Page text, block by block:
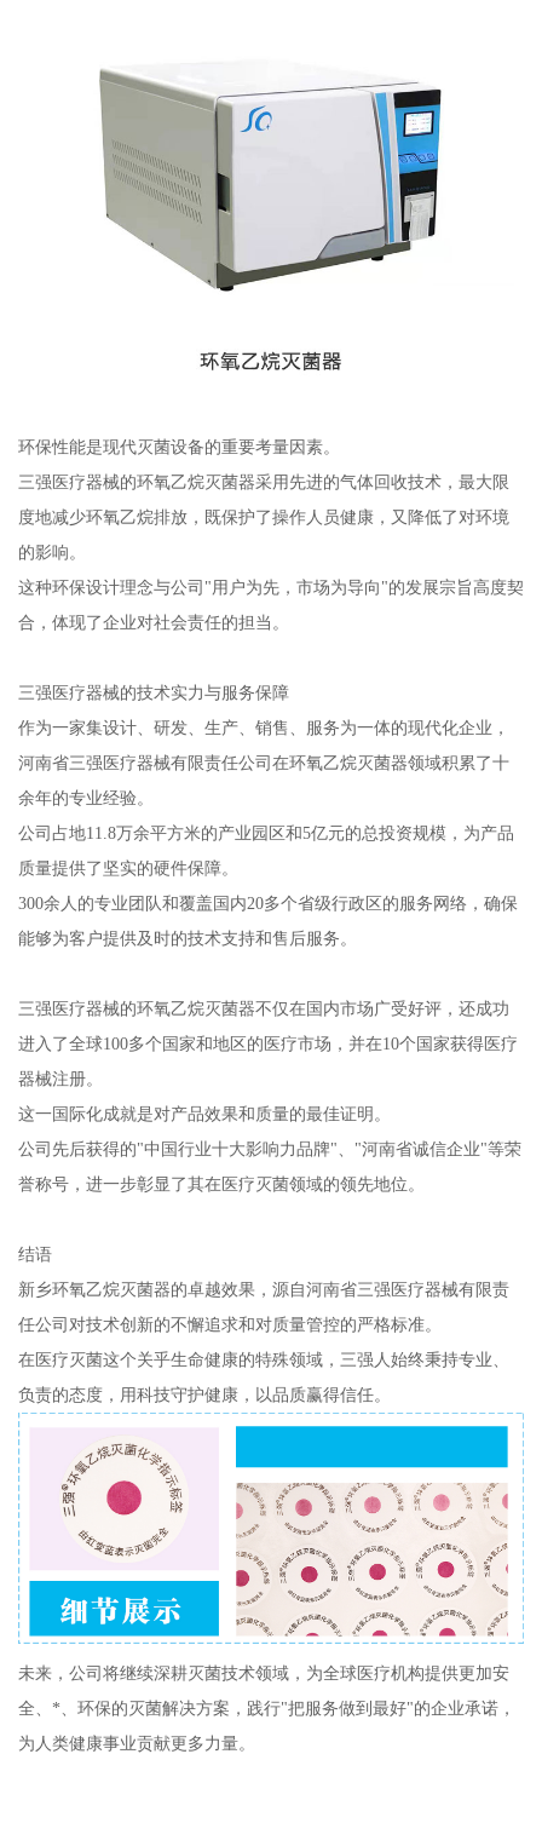
环保性能是现代灭菌设备的重要考量因素。
三强医疗器械的环氧乙烷灭菌器采用先进的气体回收技术，最大限
度地减少环氧乙烷排放，既保护了操作人员健康，又降低了对环境
的影响。
这种环保设计理念与公司"用户为先，市场为导向"的发展宗旨高度契
合，体现了企业对社会责任的担当。
三强医疗器械的技术实力与服务保障
作为一家集设计、研发、生产、销售、服务为一体的现代化企业，
河南省三强医疗器械有限责任公司在环氧乙烷灭菌器领域积累了十
余年的专业经验。
公司占地11.8万余平方米的产业园区和5亿元的总投资规模，为产品
质量提供了坚实的硬件保障。
300余人的专业团队和覆盖国内20多个省级行政区的服务网络，确保
能够为客户提供及时的技术支持和售后服务。
三强医疗器械的环氧乙烷灭菌器不仅在国内市场广受好评，还成功
进入了全球100多个国家和地区的医疗市场，并在10个国家获得医疗
器械注册。
这一国际化成就是对产品效果和质量的最佳证明。
公司先后获得的"中国行业十大影响力品牌"、"河南省诚信企业"等荣
誉称号，进一步彰显了其在医疗灭菌领域的领先地位。
结语
新乡环氧乙烷灭菌器的卓越效果，源自河南省三强医疗器械有限责
任公司对技术创新的不懈追求和对质量管控的严格标准。
在医疗灭菌这个关乎生命健康的特殊领域，三强人始终秉持专业、
负责的态度，用科技守护健康，以品质赢得信任。
未来，公司将继续深耕灭菌技术领域，为全球医疗机构提供更加安
全、*、环保的灭菌解决方案，践行"把服务做到最好"的企业承诺，
为人类健康事业贡献更多力量。